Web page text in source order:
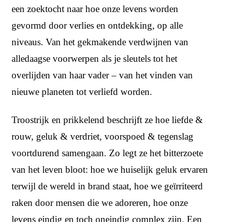
een zoektocht naar hoe onze levens worden
gevormd door verlies en ontdekking, op alle
niveaus. Van het gekmakende verdwijnen van
alledaagse voorwerpen als je sleutels tot het
overlijden van haar vader – van het vinden van
nieuwe planeten tot verliefd worden.
Troostrijk en prikkelend beschrijft ze hoe liefde &
rouw, geluk & verdriet, voorspoed & tegenslag
voortdurend samengaan. Zo legt ze het bitterzoete
van het leven bloot: hoe we huiselijk geluk ervaren
terwijl de wereld in brand staat, hoe we geïrriteerd
raken door mensen die we adoreren, hoe onze
levens eindig en toch oneindig complex zijn. Een